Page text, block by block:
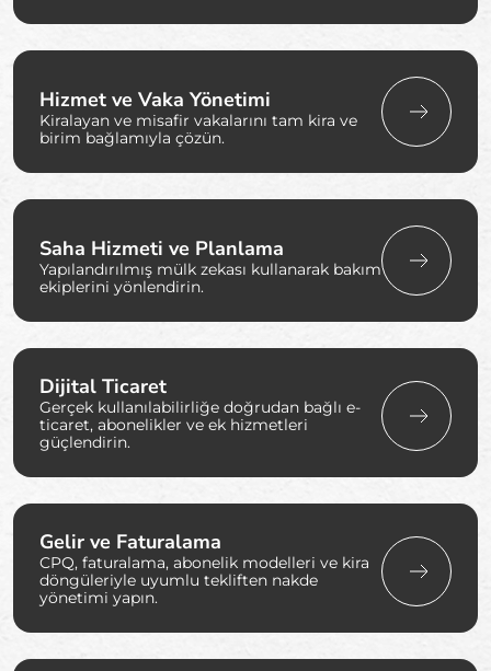
Hizmet ve Vaka Yönetimi
Kiralayan ve misafir vakalarını tam kira ve
birim bağlamıyla çözün.
Saha Hizmeti ve Planlama
Yapılandırılmış mülk zekası kullanarak bakım
ekiplerini yönlendirin.
Dijital Ticaret
Gerçek kullanılabilirliğe doğrudan bağlı e-
ticaret, abonelikler ve ek hizmetleri
güçlendirin.
Gelir ve Faturalama
CPQ, faturalama, abonelik modelleri ve kira
döngüleriyle uyumlu tekliften nakde
yönetimi yapın.